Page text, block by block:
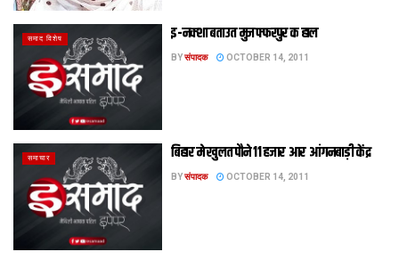
समाद विशेष इ-नक्‍शा बताउत मुजफ्फरपुर क हाल
BYसंपादक OCTOBER 14, 2011
समाचार बिहार मे खुलत पौने 11 हजार आर आंगनबाड़ी केंद्र
BYसंपादक OCTOBER 14, 2011